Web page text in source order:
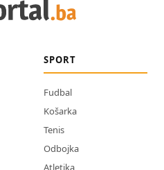
SPORT
Fudbal
Košarka
Tenis
Odbojka
Atletika